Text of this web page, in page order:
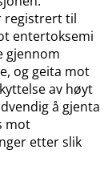
registrert til
entertoksemi
gjennom
og geita mot
av høyt
å gjenta
mot
etter slik